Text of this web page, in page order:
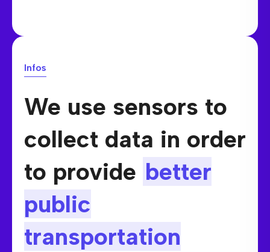
Infos
We use sensors to
collect data in order
to provide better
public
transportation